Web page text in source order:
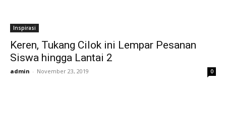
Inspirasi
Keren, Tukang Cilok ini Lempar Pesanan
Siswa hingga Lantai 2
admin - November 23, 2019 0